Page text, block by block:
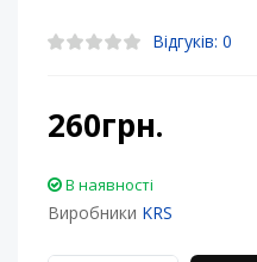
Відгуків: 0
260грн.
В наявності
Виробники KRS